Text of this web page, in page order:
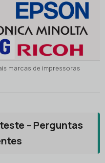
marcas de impressoras
– Perguntas